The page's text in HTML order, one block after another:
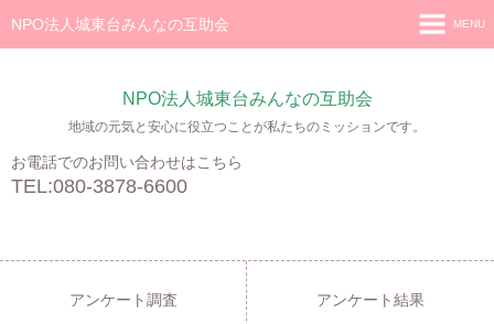
NPO法人城東台みんなの互助会
NPO法人城東台みんなの互助会
地域の元気と安心に役立つことが私たちのミッションです。
お電話でのお問い合わせはこちら
TEL:080-3878-6600
MENU
事務局について
アンケート調査 アンケート結果